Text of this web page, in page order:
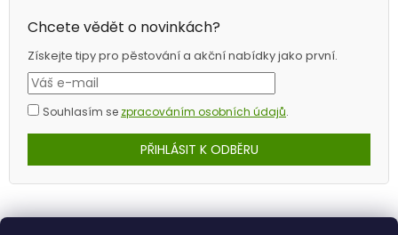
Chcete vědět o novinkách?
Získejte tipy pro pěstování a akční nabídky jako první.
Souhlasím se zpracováním osobních údajů.
PŘIHLÁSIT K ODBĚRU